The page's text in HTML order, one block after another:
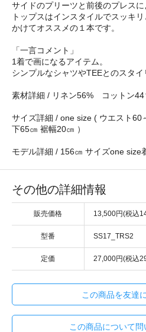
サイドのプリーツと前後のプレスに
トップスはインスタイルでスッキ
かけてオススメの１本です。
「一言コメント」
1着で画になるアイテム。
シンプルなシャツやTEEとのスタ
素材詳細 / リネン56% コットン44
サイズ詳細 / one size ( ウエスト60
下65㎝ 裾幅20㎝ ）
モデル詳細 / 156㎝ サイズone size
その他の詳細情報
販売価格 13,500円(税込
型番 SS17_TRS2
定価 27,000円(税込
この商品を友達
この商品について問